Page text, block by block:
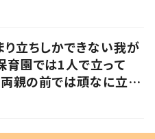
り立ちしかできない我が
園では1人で立って
両親の前では頑なに立た